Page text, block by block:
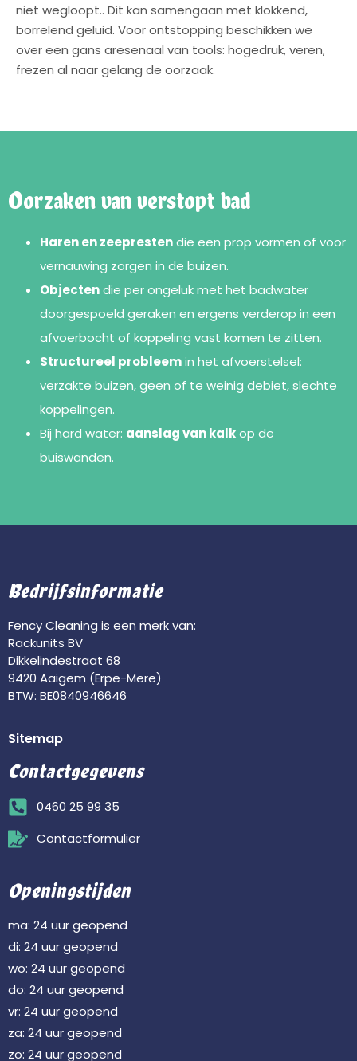
niet wegloopt.. Dit kan samengaan met klokkend,
borrelend geluid. Voor ontstopping beschikken we
over een gans aresenaal van tools: hogedruk, veren,
frezen al naar gelang de oorzaak.
Oorzaken van verstopt bad
Haren en zeeprestendie een prop vormen of voor
vernauwing zorgen in de buizen.
Objectendie per ongeluk met het badwater
doorgespoeld geraken en ergens verderop in een
afvoerbocht of koppeling vast komen te zitten.
Structureel probleemin het afvoerstelsel:
verzakte buizen, geen of te weinig debiet, slechte
koppelingen.
Bij hard water: aanslag van kalkop de
buiswanden.
Bedrijfsinformatie
Fency Cleaning is een merk van:
Rackunits BV
Dikkelindestraat 68
9420 Aaigem (Erpe-Mere)
BTW: BE0840946646
Sitemap
Contactgegevens
0460 25 99 35
Contactformulier
Openingstijden
ma: 24 uur geopend
di: 24 uur geopend
wo: 24 uur geopend
do: 24 uur geopend
vr: 24 uur geopend
za: 24 uur geopend
zo: 24 uur geopend